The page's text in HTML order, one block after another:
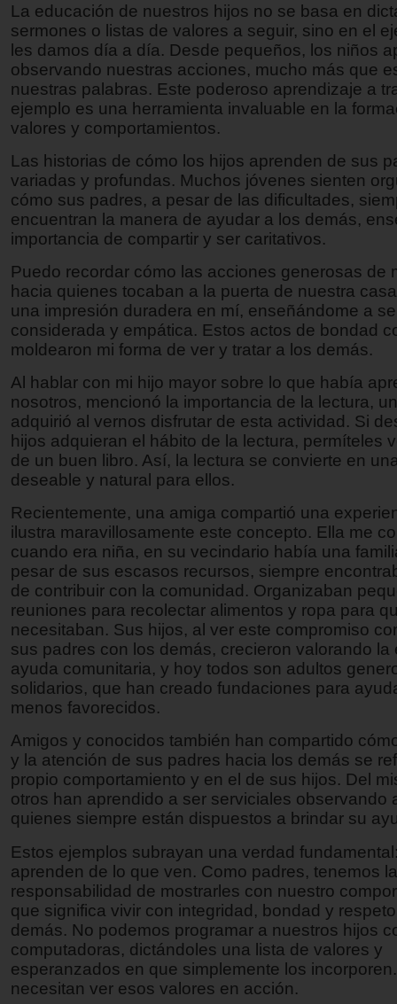
La educación de nuestros hijos no se basa en
sermones o listas de valores a seguir, sino en el
les damos día a día. Desde pequeños, los niños
observando nuestras acciones, mucho más que
nuestras palabras. Este poderoso aprendizaje a
ejemplo es una herramienta invaluable en la
valores y comportamientos.
Las historias de cómo los hijos aprenden de sus
variadas y profundas. Muchos jóvenes sienten
cómo sus padres, a pesar de las dificultades,
encuentran la manera de ayudar a los demás,
importancia de compartir y ser caritativos.
Puedo recordar cómo las acciones generosas de
hacia quienes tocaban a la puerta de nuestra
una impresión duradera en mí, enseñándome a
considerada y empática. Estos actos de bondad
moldearon mi forma de ver y tratar a los demás.
Al hablar con mi hijo mayor sobre lo que había
nosotros, mencionó la importancia de la lectura,
adquirió al vernos disfrutar de esta actividad. Si
hijos adquieran el hábito de la lectura, permíteles
de un buen libro. Así, la lectura se convierte en
deseable y natural para ellos.
Recientemente, una amiga compartió una
ilustra maravillosamente este concepto. Ella me
cuando era niña, en su vecindario había una
pesar de sus escasos recursos, siempre
de contribuir con la comunidad. Organizaban
reuniones para recolectar alimentos y ropa para
necesitaban. Sus hijos, al ver este compromiso
sus padres con los demás, crecieron valorando la
ayuda comunitaria, y hoy todos son adultos
solidarios, que han creado fundaciones para
menos favorecidos.
Amigos y conocidos también han compartido
y la atención de sus padres hacia los demás se
propio comportamiento y en el de sus hijos. Del
otros han aprendido a ser serviciales observando
quienes siempre están dispuestos a brindar su
Estos ejemplos subrayan una verdad
aprenden de lo que ven. Como padres, tenemos la
responsabilidad de mostrarles con nuestro
que significa vivir con integridad, bondad y
demás. No podemos programar a nuestros hijos
computadoras, dictándoles una lista de valores y
esperanzados en que simplemente los
necesitan ver esos valores en acción.